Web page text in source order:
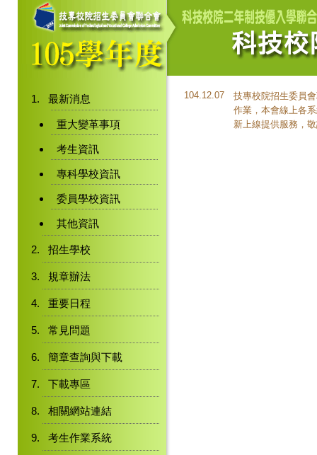
最新消息
重大變革事項
考生資訊
專科學校資訊
委員學校資訊
其他資訊
招生學校
規章辦法
重要日程
常見問題
簡章查詢與下載
下載專區
相關網站連結
考生作業系統
104.12.07
技專校院招生委員
作業，本會線上各
新上線提供服務，